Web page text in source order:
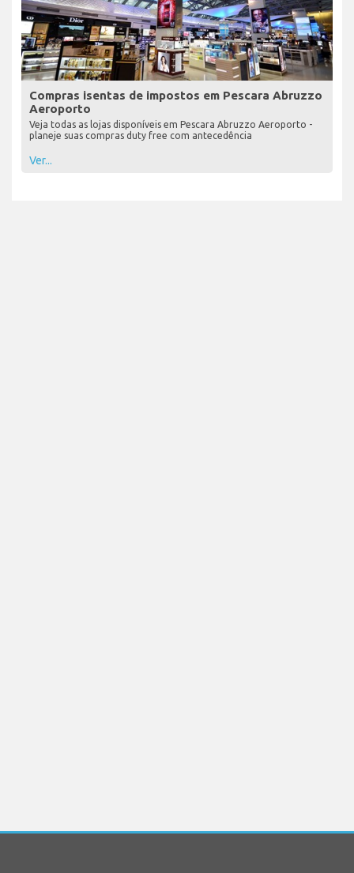
Compras isentas de impostos em Pescara Abruzzo
Aeroporto
Veja todas as lojas disponíveis em Pescara Abruzzo Aeroporto -
planeje suas compras duty free com antecedência
Ver...